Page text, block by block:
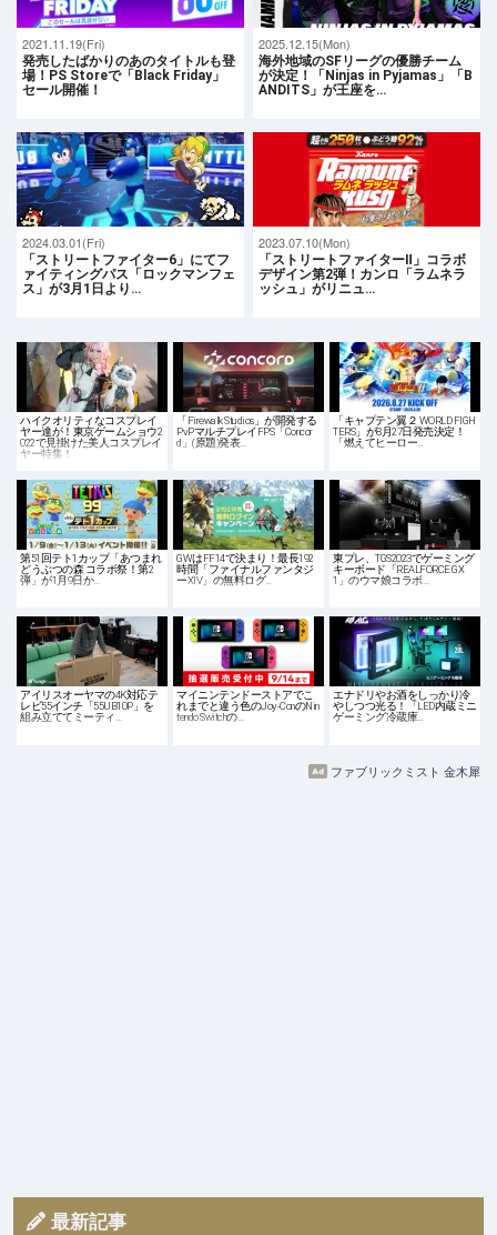
2021.11.19(Fri)
発売したばかりのあのタイトルも登
場！PS Storeで「Black Friday」
セール開催！
2025.12.15(Mon)
海外地域のSFリーグの優勝チーム
が決定！「Ninjas in Pyjamas」「B
ANDITS」が王座を…
2024.03.01(Fri)
「ストリートファイター6」にてフ
ァイティングパス「ロックマンフェ
ス」が3月1日より…
2023.07.10(Mon)
「ストリートファイターⅡ」コラボ
デザイン第2弾！カンロ「ラムネラ
ッシュ」がリニュ…
ハイクオリティなコスプレイ
ヤー達が！東京ゲームショウ2
022で見掛けた美人コスプレイ
ヤー特集！
「Firewalk Studios」が開発する
PvPマルチプレイFPS「Concor
d」(原題)発表…
「キャプテン翼２ WORLD FIGH
TERS」が8月27日発売決定！
「燃えてヒーロー…
第51回テト1カップ「あつまれ
どうぶつの森 コラボ祭！第2
弾」が1月9日か…
GWはFF14で決まり！最長192
時間「ファイナルファンタジ
ーXIV」の無料ログ…
東プレ、TGS2023でゲーミング
キーボード「REALFORCE GX
1」のウマ娘コラボ…
アイリスオーヤマの4K対応テ
レビ55インチ「55UB10P」を
組み立ててミーティ…
マイニンテンドーストアでこ
れまでと違う色のJoy-ConのNin
tendo Switchの…
エナドリやお酒をしっかり冷
やしつつ光る！「LED内蔵ミニ
ゲーミング冷蔵庫…
ファブリックミスト 金木犀
最新記事